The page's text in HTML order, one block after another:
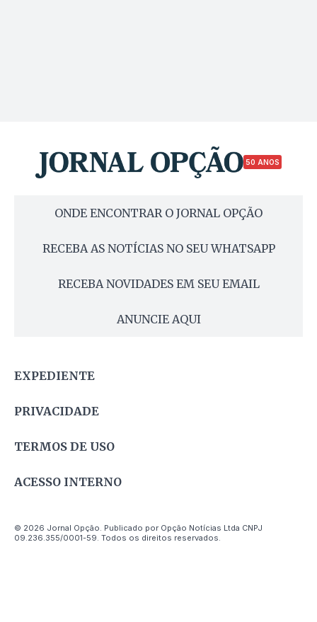
50 ANOS
ONDE ENCONTRAR O JORNAL OPÇÃO
RECEBA AS NOTÍCIAS NO SEU WHATSAPP
RECEBA NOVIDADES EM SEU EMAIL
ANUNCIE AQUI
EXPEDIENTE
PRIVACIDADE
TERMOS DE USO
ACESSO INTERNO
© 2026 Jornal Opção. Publicado por Opção Notícias Ltda CNPJ
09.236.355/0001-59. Todos os direitos reservados.